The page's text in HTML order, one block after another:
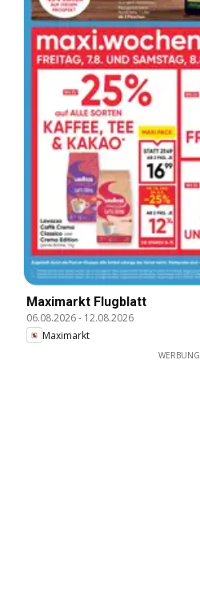
Maximarkt Flugblatt
06.08.2026- 12.08.2026
Maximarkt
WERBUNG